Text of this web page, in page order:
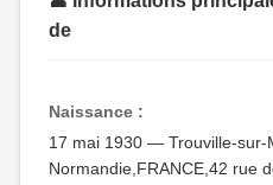
de
Naissance :
17 mai 1930 — Trouville-sur-
Normandie,FRANCE,42 rue